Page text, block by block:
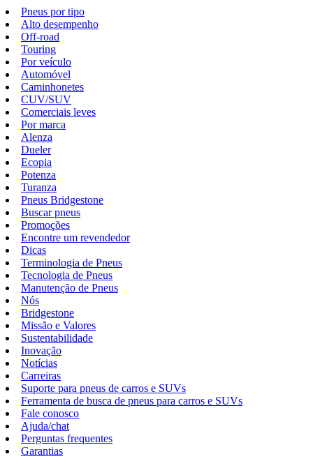
Pneus por tipo
Alto desempenho
Off-road
Touring
Por veículo
Automóvel
Caminhonetes
CUV/SUV
Comerciais leves
Por marca
Alenza
Dueler
Ecopia
Potenza
Turanza
Pneus Bridgestone
Buscar pneus
Promoções
Encontre um revendedor
Dicas
Terminologia de Pneus
Tecnologia de Pneus
Manutenção de Pneus
Nós
Bridgestone
Missão e Valores
Sustentabilidade
Inovação
Notícias
Carreiras
Suporte para pneus de carros e SUVs
Ferramenta de busca de pneus para carros e SUVs
Fale conosco
Ajuda/chat
Perguntas frequentes
Garantias